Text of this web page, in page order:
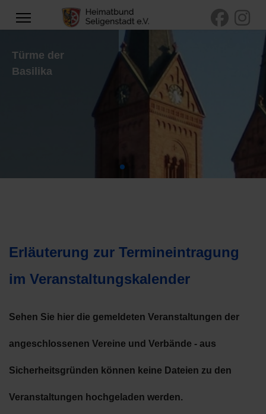
Mainansicht mit
Basilika und
Mainfähre
Erläuterung zur Termineintragung
im Veranstaltungskalender
Sehen Sie hier die gemeldeten Veranstaltungen der
angeschlossenen Vereine und Verbände - aus
Sicherheitsgründen können keine Dateien zu den
Veranstaltungen hochgeladen werden.